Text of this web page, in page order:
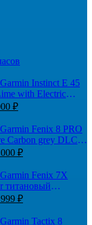
Instinct E 45
with Electric
₽Текущая
33
000 ₽.
Fenix 8 PRO
Carbon grey DLC
leather band
₽.
₽Текущая
95
000 ₽.
Fenix 7X
титановый
DLC с угольно-
₽Текущая
99Tactix 8